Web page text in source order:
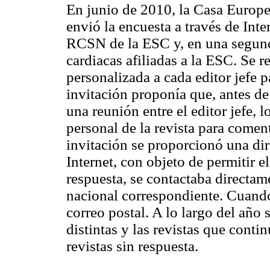
En junio de 2010, la Casa
envió la encuesta a través de
RCSN de la ESC y, en una
cardiacas afiliadas a la ESC. Se
personalizada a cada editor jefe
invitación proponía que, antes
una reunión entre el editor jefe,
personal de la revista para
invitación se proporcionó una
Internet, con objeto de permitir
respuesta, se contactaba
nacional correspondiente.
correo postal. A lo largo del año
distintas y las revistas que
revistas sin respuesta.